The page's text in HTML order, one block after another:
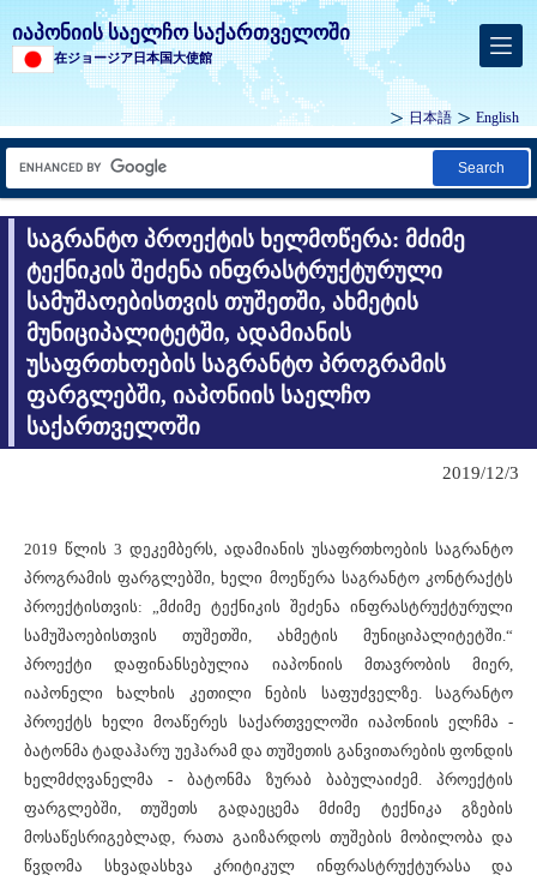
იაპონიის საელჩო საქართველოში
在ジョージア日本国大使館
日本語 English
Search
საგრანტო პროექტის ხელმოწერა: მძიმე
ტექნიკის შეძენა ინფრასტრუქტურული
სამუშაოებისთვის თუშეთში, ახმეტის
მუნიციპალიტეტში, ადამიანის
უსაფრთხოების საგრანტო პროგრამის
ფარგლებში, იაპონიის საელჩო
საქართველოში
2019/12/3
2019 წლის 3 დეკემბერს, ადამიანის უსაფრთხოების საგრანტო
პროგრამის ფარგლებში, ხელი მოეწერა საგრანტო კონტრაქტს
პროექტისთვის: „მძიმე ტექნიკის შეძენა ინფრასტრუქტურული
სამუშაოებისთვის თუშეთში, ახმეტის მუნიციპალიტეტში.“
პროექტი დაფინანსებულია იაპონიის მთავრობის მიერ,
იაპონელი ხალხის კეთილი ნების საფუძველზე. საგრანტო
პროექტს ხელი მოაწერეს საქართველოში იაპონიის ელჩმა -
ბატონმა ტადაჰარუ უეჰარამ და თუშეთის განვითარების ფონდის
ხელმძღვანელმა - ბატონმა ზურაბ ბაბულაიძემ. პროექტის
ფარგლებში, თუშეთს გადაეცემა მძიმე ტექნიკა გზების
მოსაწესრიგებლად, რათა გაიზარდოს თუშების მობილობა და
წვდომა სხვადასხვა კრიტიკულ ინფრასტრუქტურასა და